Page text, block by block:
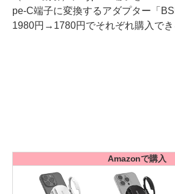
pe-C端子に変換するアダプター「
1980円→1780円でそれぞれ購入でき
Amazonで購入